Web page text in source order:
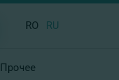
RO RU
Прочее